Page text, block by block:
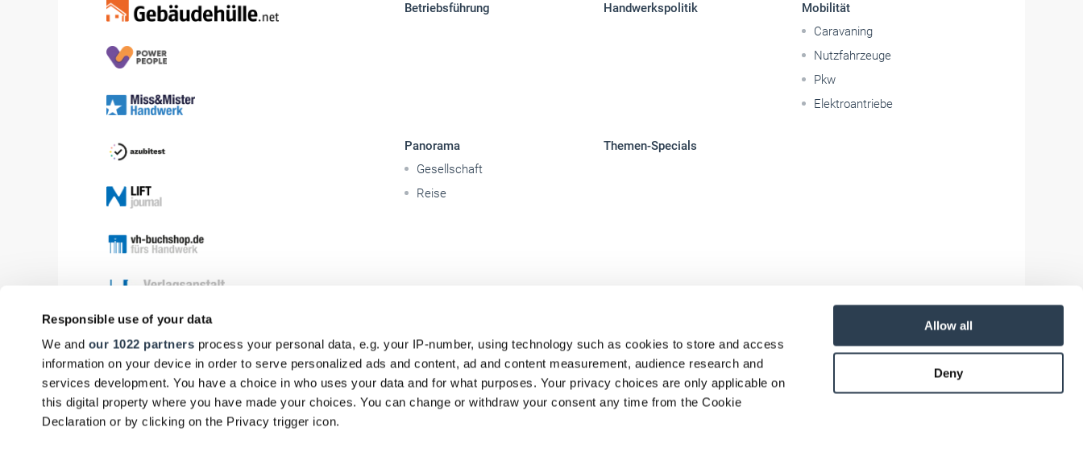
Responsible use of your data
We and our 1022 partners process your personal data, e.g. your IP-number, using technology such as cookies to store and access
information on your device in order to serve personalized ads and content, ad and content measurement, audience research and
services development. You have a choice in who uses your data and for what purposes. Your privacy choices are only applicable on
this digital property where you have made your choices. You can change or withdraw your consent any time from the Cookie
Declaration or by clicking on the Privacy trigger icon.
Allow all
Deny
Betriebsführung Handwerkspolitik
Mobilität
Caravaning
Nutzfahrzeuge
Pkw
Elektroantriebe
Panorama
Gesellschaft
Reise
Themen-Specials